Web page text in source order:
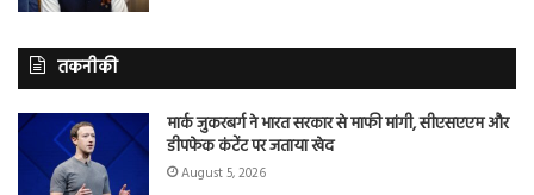
तकनीकी
मार्क जुकरबर्ग ने भारत सरकार से माफी मांगी, सीएसएएम और
डीपफेक कंटेंट पर जताया खेद
August 5, 2026